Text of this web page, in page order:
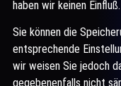
haben wir keinen Einfluß.
Sie können die
entsprechende
wir weisen Sie jedoch
gegebenenfalls nicht